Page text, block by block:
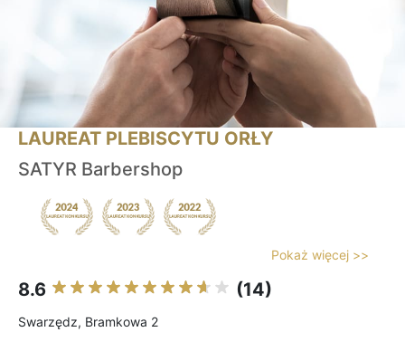
LAUREAT PLEBISCYTU ORŁY
SATYR Barbershop
Pokaż więcej >>
8.6 (14)
Swarzędz, Bramkowa 2